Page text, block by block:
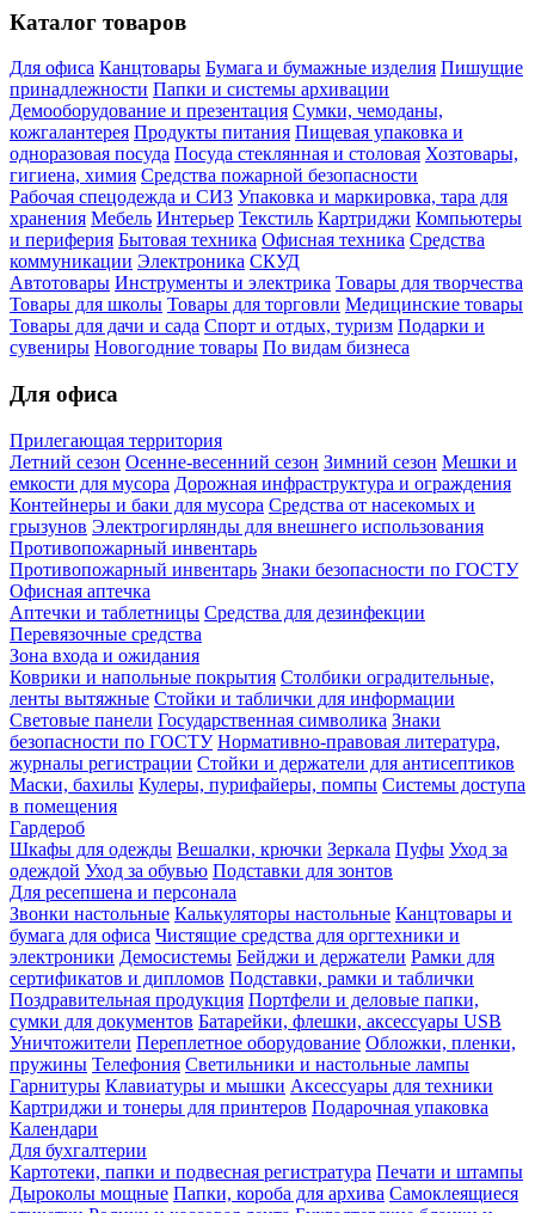
Каталог товаров
Для офиса Канцтовары Бумага и бумажные изделия Пишущие
принадлежности Папки и системы архивации
Демооборудование и презентация Сумки, чемоданы,
кожгалантерея Продукты питания Пищевая упаковка и
одноразовая посуда Посуда стеклянная и столовая Хозтовары,
гигиена, химия Средства пожарной безопасности
Рабочая спецодежда и СИЗ Упаковка и маркировка, тара для
хранения Мебель Интерьер Текстиль Картриджи Компьютеры
и периферия Бытовая техника Офисная техника Средства
коммуникации Электроника СКУД
Автотовары Инструменты и электрика Товары для творчества
Товары для школы Товары для торговли Медицинские товары
Товары для дачи и сада Спорт и отдых, туризм Подарки и
сувениры Новогодние товары По видам бизнеса
Для офиса
Прилегающая территория
Летний сезон Осенне-весенний сезон Зимний сезон Мешки и
емкости для мусора Дорожная инфраструктура и ограждения
Контейнеры и баки для мусора Средства от насекомых и
грызунов Электрогирлянды для внешнего использования
Противопожарный инвентарь
Противопожарный инвентарь Знаки безопасности по ГОСТУ
Офисная аптечка
Аптечки и таблетницы Средства для дезинфекции
Перевязочные средства
Зона входа и ожидания
Коврики и напольные покрытия Столбики оградительные,
ленты вытяжные Стойки и таблички для информации
Световые панели Государственная символика Знаки
безопасности по ГОСТУ Нормативно-правовая литература,
журналы регистрации Стойки и держатели для антисептиков
Маски, бахилы Кулеры, пурифайеры, помпы Системы доступа
в помещения
Гардероб
Шкафы для одежды Вешалки, крючки Зеркала Пуфы Уход за
одеждой Уход за обувью Подставки для зонтов
Для ресепшена и персонала
Звонки настольные Калькуляторы настольные Канцтовары и
бумага для офиса Чистящие средства для оргтехники и
электроники Демосистемы Бейджи и держатели Рамки для
сертификатов и дипломов Подставки, рамки и таблички
Поздравительная продукция Портфели и деловые папки,
сумки для документов Батарейки, флешки, аксессуары USB
Уничтожители Переплетное оборудование Обложки, пленки,
пружины Телефония Светильники и настольные лампы
Гарнитуры Клавиатуры и мышки Аксессуары для техники
Картриджи и тонеры для принтеров Подарочная упаковка
Календари
Для бухгалтерии
Картотеки, папки и подвесная регистратура Печати и штампы
Дыроколы мощные Папки, короба для архива Самоклеящиеся